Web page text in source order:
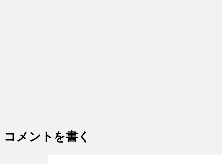
コメントを書く